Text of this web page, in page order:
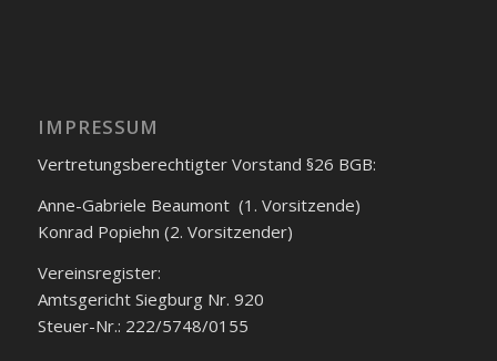
IMPRESSUM
Vertretungsberechtigter Vorstand §26 BGB:
Anne-Gabriele Beaumont (1. Vorsitzende)
Konrad Popiehn (2. Vorsitzender)
Vereinsregister:
Amtsgericht Siegburg Nr. 920
Steuer-Nr.: 222/5748/0155